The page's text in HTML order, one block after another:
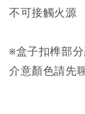
不可接觸火源
※盒子扣榫部
介意顏色請先